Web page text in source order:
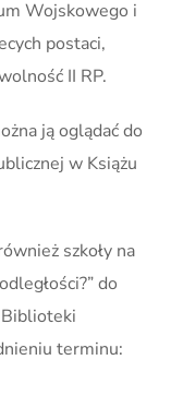
Wojskowego i
postaci,
II RP.
ją oglądać do
w Książu
szkoły na
do
terminu: